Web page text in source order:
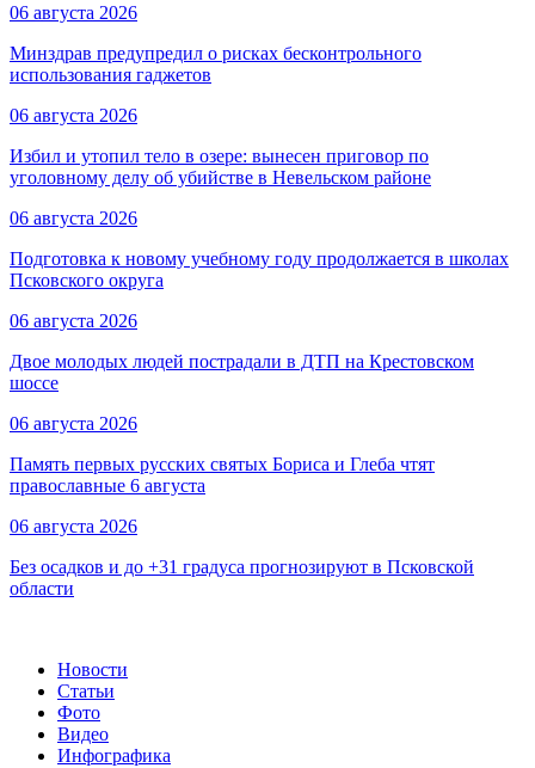
06 августа 2026
Минздрав предупредил о рисках бесконтрольного
использования гаджетов
06 августа 2026
Избил и утопил тело в озере: вынесен приговор по
уголовному делу об убийстве в Невельском районе
06 августа 2026
Подготовка к новому учебному году продолжается в школах
Псковского округа
06 августа 2026
Двое молодых людей пострадали в ДТП на Крестовском
шоссе
06 августа 2026
Память первых русских святых Бориса и Глеба чтят
православные 6 августа
06 августа 2026
Без осадков и до +31 градуса прогнозируют в Псковской
области
Новости
Статьи
Фото
Видео
Инфографика